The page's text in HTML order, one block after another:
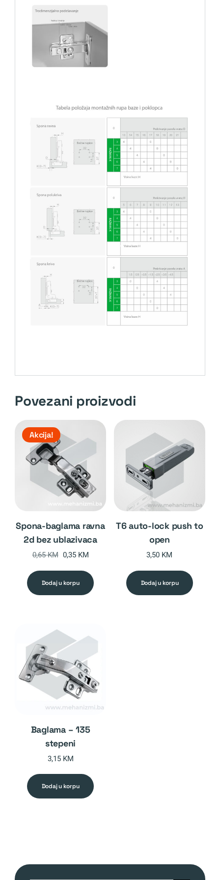
Povezani proizvodi
Akcija!
spona-baglama ravna
2d bez ublazivaca
0,65KM Original
0,65 KM.
0,35 KMCurrent
is:
0,35 KM.
dodaj u korpu
t6 auto-lock push to
open
3,50 KM
dodaj u korpu
baglama – 135
stepeni
3,15 KM
dodaj u korpu